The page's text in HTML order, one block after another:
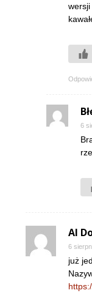
wersji
6
Al
6
już